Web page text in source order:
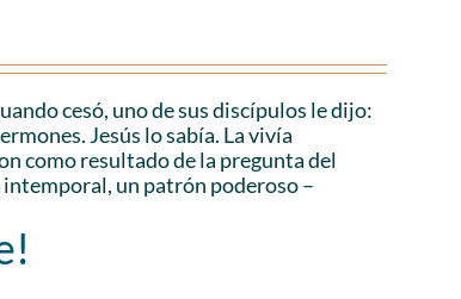
cesó, uno de sus discípulos le dijo:
Jesús lo sabía. La vivía
como resultado de la pregunta del
un patrón poderoso –